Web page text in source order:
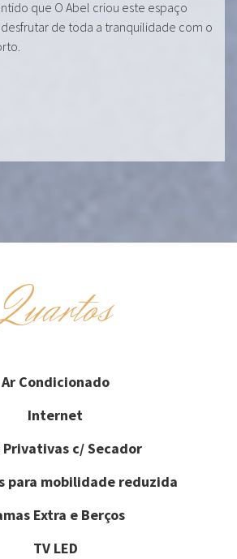
que O Abel criou este espaço
de toda a tranquilidade com o
Ar Condicionado
Internet
Privativas c/ Secador
para mobilidade reduzida
Extra e Berços
TV LED